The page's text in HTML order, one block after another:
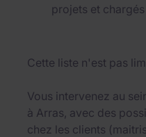
projets et
Cette liste n'est pas
Vous intervenez au
à Arras, avec des
chez les clients